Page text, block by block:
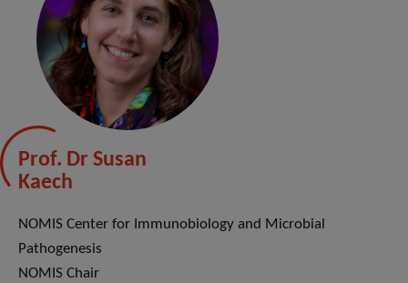
Prof. Dr Susan
Kaech
NOMIS Center for Immunobiology and Microbial
Pathogenesis
NOMIS Chair